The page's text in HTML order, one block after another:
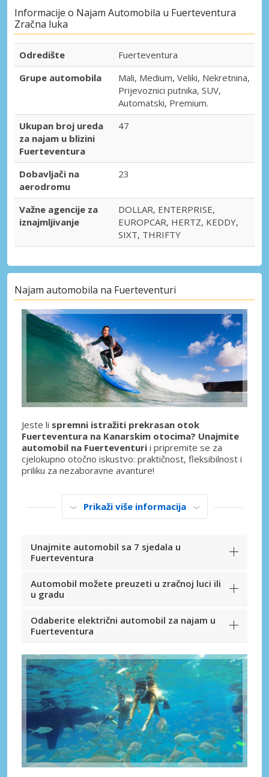
Informacije o Najam Automobila u Fuerteventura
Zračna luka
Odredište
Fuerteventura
Grupe automobila
Mali, Medium, Veliki, Nekretnina,
Prijevoznici putnika, SUV,
Automatski, Premium.
Ukupan broj ureda
za najam u blizini
Fuerteventura
47
Dobavljači na
aerodromu
23
Važne agencije za
iznajmljivanje
DOLLAR, ENTERPRISE,
EUROPCAR, HERTZ, KEDDY,
SIXT, THRIFTY
Najam automobila na Fuerteventuri
Jeste li spremni istražiti prekrasan otok
Fuerteventura na Kanarskim otocima? Unajmite
automobil na Fuerteventuri i pripremite se za
cjelokupno otočno iskustvo: praktičnost, fleksibilnost i
priliku za nezaboravne avanture!
Prikaži više informacija
Unajmite automobil sa 7 sjedala u
Fuerteventura
Automobil možete preuzeti u zračnoj luci ili
u gradu
Odaberite električni automobil za najam u
Fuerteventura